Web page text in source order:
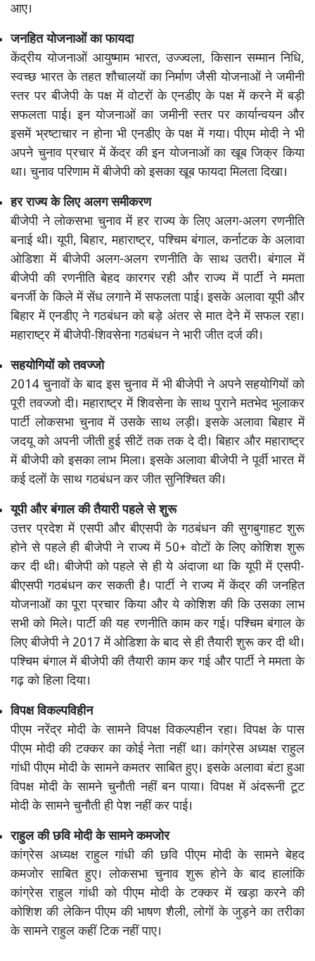
आए।
जनहित योजनाओं का फायदा
केंद्रीय योजनाओं आयुष्माम भारत, उज्ज्वला, किसान सम्मान निधि,
स्वच्छ भारत के तहत शौचालयों का निर्माण जैसी योजनाओं ने जमीनी
स्तर पर बीजेपी के पक्ष में वोटरों के एनडीए के पक्ष में करने में बड़ी
सफलता पाई। इन योजनाओं का जमीनी स्तर पर कार्यान्वयन और
इसमें भ्रष्टाचार न होना भी एनडीए के पक्ष में गया। पीएम मोदी ने भी
अपने चुनाव प्रचार में केंद्र की इन योजनाओं का खूब जिक्र किया
था। चुनाव परिणाम में बीजेपी को इसका खूब फायदा मिलता दिखा।
हर राज्य के लिए अलग समीकरण
बीजेपी ने लोकसभा चुनाव में हर राज्य के लिए अलग-अलग रणनीति
बनाई थी। यूपी, बिहार, महाराष्ट्र, पश्चिम बंगाल, कर्नाटक के अलावा
ओडिशा में बीजेपी अलग-अलग रणनीति के साथ उतरी। बंगाल में
बीजेपी की रणनीति बेहद कारगर रही और राज्य में पार्टी ने ममता
बनर्जी के किले में सेंध लगाने में सफलता पाई। इसके अलावा यूपी और
बिहार में एनडीए ने गठबंधन को बड़े अंतर से मात देने में सफल रहा।
महाराष्ट्र में बीजेपी-शिवसेना गठबंधन ने भारी जीत दर्ज की।
सहयोगियों को तवज्जो
2014 चुनावों के बाद इस चुनाव में भी बीजेपी ने अपने सहयोगियों को
पूरी तवज्जो दी। महाराष्ट्र में शिवसेना के साथ पुराने मतभेद भुलाकर
पार्टी लोकसभा चुनाव में उसके साथ लड़ी। इसके अलावा बिहार में
जदयू को अपनी जीती हुई सीटें तक तक दे दी। बिहार और महाराष्ट्र
में बीजेपी को इसका लाभ मिला। इसके अलावा बीजेपी ने पूर्वी भारत में
कई दलों के साथ गठबंधन कर जीत सुनिश्चित की।
यूपी और बंगाल की तैयारी पहले से शुरू
उत्तर प्रदेश में एसपी और बीएसपी के गठबंधन की सुगबुगाहट शुरू
होने से पहले ही बीजेपी ने राज्य में 50+ वोटों के लिए कोशिश शुरू
कर दी थी। बीजेपी को पहले से ही ये अंदाजा था कि यूपी में एसपी-
बीएसपी गठबंधन कर सकती है। पार्टी ने राज्य में केंद्र की जनहित
योजनाओं का पूरा प्रचार किया और ये कोशिश की कि उसका लाभ
सभी को मिले। पार्टी की यह रणनीति काम कर गई। पश्चिम बंगाल के
लिए बीजेपी ने 2017 में ओडिशा के बाद से ही तैयारी शुरू कर दी थी।
पश्चिम बंगाल में बीजेपी की तैयारी काम कर गई और पार्टी ने ममता के
गढ़ को हिला दिया।
विपक्ष विकल्पविहीन
पीएम नरेंद्र मोदी के सामने विपक्ष विकल्पहीन रहा। विपक्ष के पास
पीएम मोदी की टक्कर का कोई नेता नहीं था। कांग्रेस अध्यक्ष राहुल
गांधी पीएम मोदी के सामने कमतर साबित हुए। इसके अलावा बंटा हुआ
विपक्ष मोदी के सामने चुनौती नहीं बन पाया। विपक्ष में अंदरूनी टूट
मोदी के सामने चुनौती ही पेश नहीं कर पाई।
राहुल की छवि मोदी के सामने कमजोर
कांग्रेस अध्यक्ष राहुल गांधी की छवि पीएम मोदी के सामने बेहद
कमजोर साबित हुए। लोकसभा चुनाव शुरू होने के बाद हालांकि
कांग्रेस राहुल गांधी को पीएम मोदी के टक्कर में खड़ा करने की
कोशिश की लेकिन पीएम की भाषण शैली, लोगों के जुड़ने का तरीका
के सामने राहुल कहीं टिक नहीं पाए।